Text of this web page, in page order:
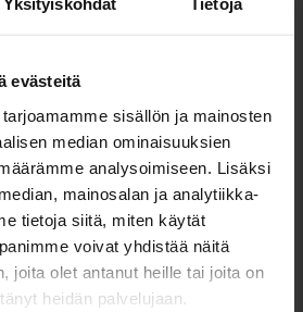
evästeitä
sisällön ja mainosten
median ominaisuuksien
analysoimiseen. Lisäksi
mainosalan ja analytiikka-
tietoja siitä, miten käytät
voivat yhdistää näitä
joita olet antanut heille tai joita on
heidän palvelujaan.
kuin dieselautot.
Forester
Legacy
Outback
Subaru XV